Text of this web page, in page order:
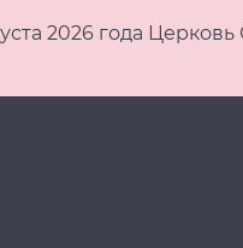
2026 года